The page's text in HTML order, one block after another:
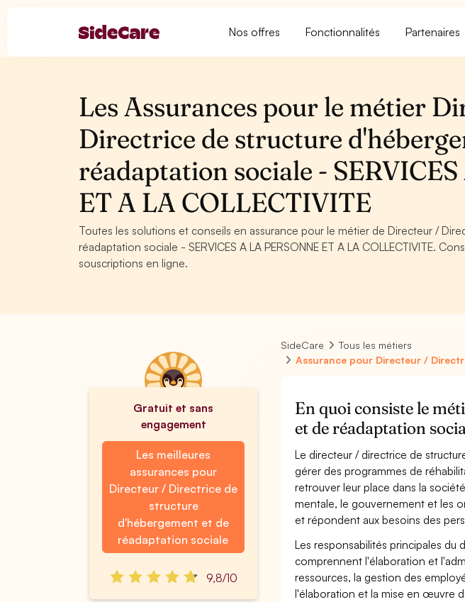
Nos offres Fonctionnalités Partenaires
Les Assurances pour le métier
Directrice de structure
réadaptation sociale -
ET A LA COLLECTIVITE
Toutes les solutions et conseils en assurance pour le métier de Directeur /
réadaptation sociale - SERVICES A LA PERSONNE ET A LA COLLECTIVITE.
souscriptions en ligne.
Gratuit et sans
engagement
Les meilleures
assurances pour
Directeur / Directrice de
structure
d'hébergement et de
réadaptation sociale
9,8/10
SideCare
Tous les métiers
Assurance pour Directeur /
En quoi consiste le
et de réadaptation
Le directeur / directrice de
gérer des programmes de
retrouver leur place dans la
mentale, le gouvernement et les
et répondent aux besoins des
Les responsabilités principales
comprennent l'élaboration et
ressources, la gestion des
l'élaboration et la mise en œuvre